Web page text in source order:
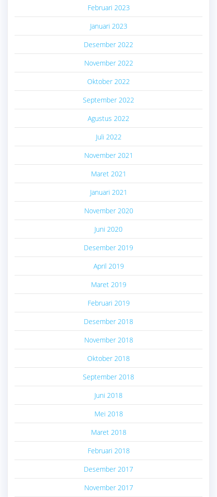
Februari 2023
Januari 2023
Desember 2022
November 2022
Oktober 2022
September 2022
Agustus 2022
Juli 2022
November 2021
Maret 2021
Januari 2021
November 2020
Juni 2020
Desember 2019
April 2019
Maret 2019
Februari 2019
Desember 2018
November 2018
Oktober 2018
September 2018
Juni 2018
Mei 2018
Maret 2018
Februari 2018
Desember 2017
November 2017